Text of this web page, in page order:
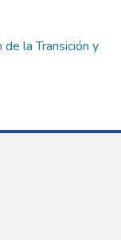
la Transición y